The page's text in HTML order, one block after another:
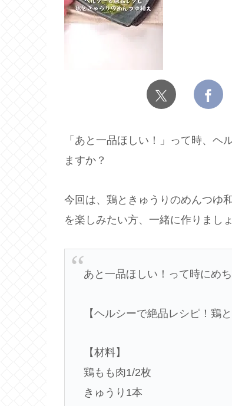
「あと一品ほしい！」って時、
ますか？
今回は、鶏ときゅうりのめんつゆ
を楽しみたい方、一緒に作りましょ
あと一品ほしい！って時にめ
【ヘルシーで絶品レシピ！鶏
【材料】
鶏もも肉1/2枚
きゅうり1本